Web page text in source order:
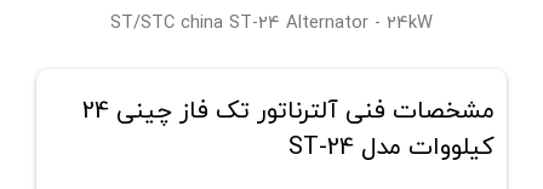
ST/STC china ST-24 Alternator - 24kW
مشخصات فنی آلترناتور تک‌ فاز چینی 24
کیلووات مدل ST-24